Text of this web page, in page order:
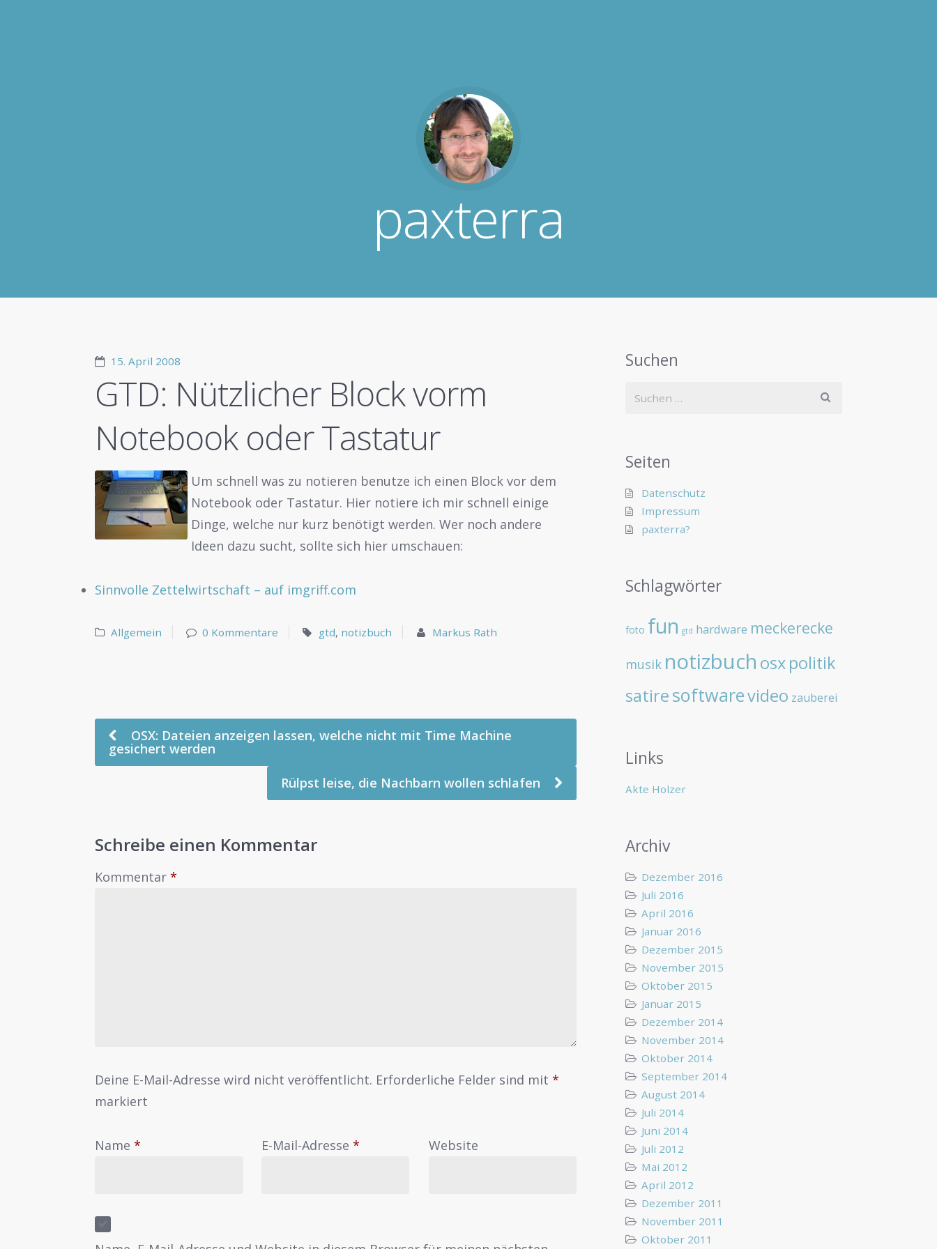
paxterra
15. April 2008
GTD: Nützlicher Block vorm
Notebook oder Tastatur
Um schnell was zu notieren benutze ich einen Block vor dem
Notebook oder Tastatur. Hier notiere ich mir schnell einige
Dinge, welche nur kurz benötigt werden. Wer noch andere
Ideen dazu sucht, sollte sich hier umschauen:
Sinnvolle Zettelwirtschaft – auf imgriff.com
Allgemein 0 Kommentare gtd, notizbuch Markus Rath
OSX: Dateien anzeigen lassen, welche nicht mit Time Machine
gesichert werden
Rülpst leise, die Nachbarn wollen schlafen
Schreibe einen Kommentar
Kommentar*
Deine E-Mail-Adresse wird nicht veröffentlicht. Erforderliche Felder sind mit*
markiert
Name* E-Mail-Adresse * Website
Suchen
Seiten
Datenschutz
Impressum
paxterra?
Schlagwörter
foto fun gtd hardware meckerecke
musik notizbuch osxpolitik
satiresoftwarevideo zauberei
Links
Akte Holzer
Archiv
Dezember 2016
Juli 2016
April 2016
Januar 2016
Dezember 2015
November 2015
Oktober 2015
Januar 2015
Dezember 2014
November 2014
Oktober 2014
September 2014
August 2014
Juli 2014
Juni 2014
Juli 2012
Mai 2012
April 2012
Dezember 2011
November 2011
Oktober 2011